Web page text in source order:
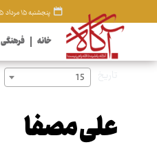
پنجشنبه ۱۵ مرداد ۱۴۰۵
خانه فرهنگی
15
علی مصفا